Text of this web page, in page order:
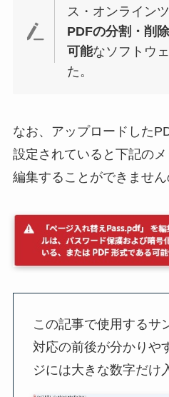
ス・オンライン
PDFの分割・削
可能なソフトウ
た。
なお、アップロードした
設定されていると下記のメ
編集することができません
この記事で使用するサ
対応の前後が分かりや
ジには大きな数字だけ